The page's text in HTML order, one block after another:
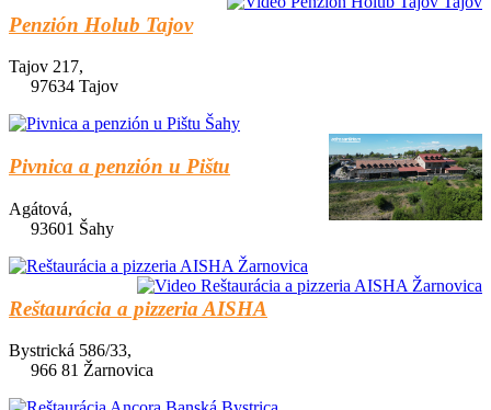
Penzión Holub Tajov
Tajov 217,
97634 Tajov
Pivnica a penzión u Pištu
Agátová,
93601 Šahy
Reštaurácia a pizzeria AISHA
Bystrická 586/33,
966 81 Žarnovica